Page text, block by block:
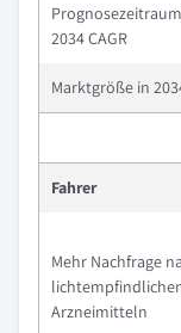
2034 CAGR
Marktgröße in
Fahrer
Mehr Nachfrage
Arzneimitteln